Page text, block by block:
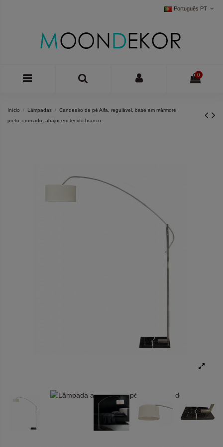
Português PT
0
Início Lâmpadas
Candeeiro de pé Alfa, regulável, base em mármore
preto, cromado, abajur em tecido branco.